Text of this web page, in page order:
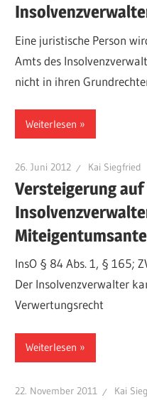
Eine juristische Person
Amts des
nicht in ihren
Weiterlesen
26. Juni 2012 Kai Siegfried
Versteigerung
InsO § 84 Abs. 1, § 165;
Der Insolvenzverwalter
Verwertungsrecht
Weiterlesen
22. November 2011 Kai